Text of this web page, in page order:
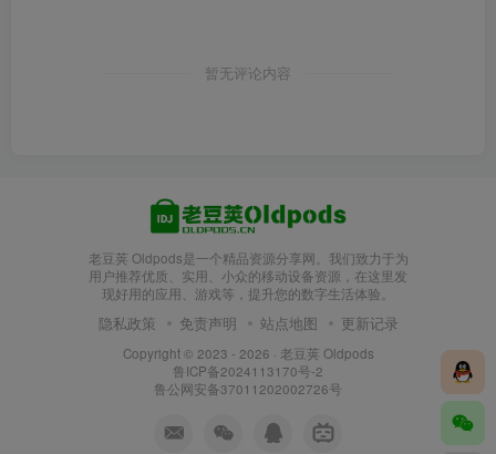
暂无评论内容
老豆荚 Oldpods是一个精品资源分享网。我们致力于为
用户推荐优质、实用、小众的移动设备资源，在这里发
现好用的应用、游戏等，提升您的数字生活体验。
隐私政策 免责声明 站点地图 更新记录
Copyright © 2023 - 2026 · 老豆荚 Oldpods
鲁ICP备2024113170号-2
鲁公网安备37011202002726号